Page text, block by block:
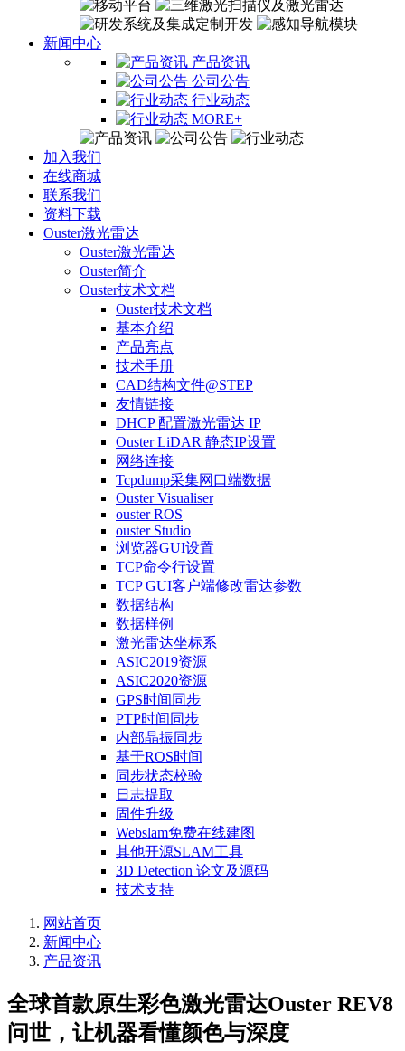
新闻中心
产品资讯
公司公告
行业动态
MORE+
加入我们
在线商城
联系我们
资料下载
Ouster激光雷达
Ouster激光雷达
Ouster简介
Ouster技术文档
Ouster技术文档
基本介绍
产品亮点
技术手册
CAD结构文件@STEP
友情链接
DHCP 配置激光雷达 IP
Ouster LiDAR 静态IP设置
网络连接
Tcpdump采集网口端数据
Ouster Visualiser
ouster ROS
ouster Studio
浏览器GUI设置
TCP命令行设置
TCP GUI客户端修改雷达参数
数据结构
数据样例
激光雷达坐标系
ASIC2019资源
ASIC2020资源
GPS时间同步
PTP时间同步
内部晶振同步
基于ROS时间
同步状态校验
日志提取
固件升级
Webslam免费在线建图
其他开源SLAM工具
3D Detection 论文及源码
技术支持
网站首页
新闻中心
产品资讯
全球首款原生彩色激光雷达Ouster REV8
问世，让机器看懂颜色与深度